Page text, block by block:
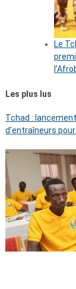
Le
Les plus lus
Tchad :
d’entraîneurs